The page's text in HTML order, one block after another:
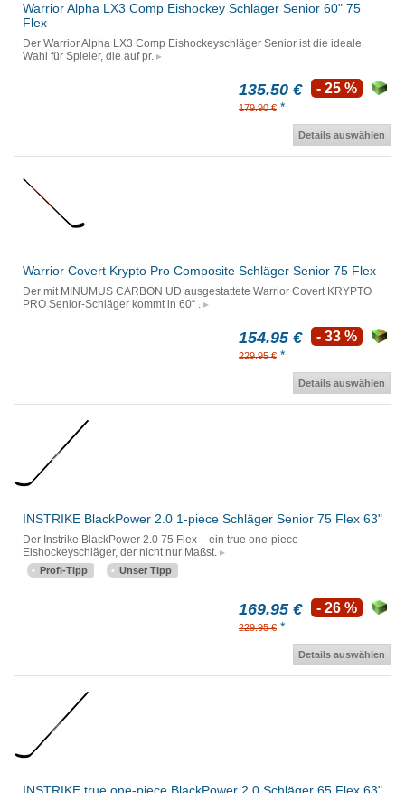
Warrior Alpha LX3 Comp Eishockey Schläger Senior 60" 75
Flex
Der Warrior Alpha LX3 Comp Eishockeyschläger Senior ist die ideale
Wahl für Spieler, die auf pr.
135.50 €
179.90 € *
- 25 %
Details auswählen
Warrior Covert Krypto Pro Composite Schläger Senior 75 Flex
Der mit MINUMUS CARBON UD ausgestattete Warrior Covert KRYPTO
PRO Senior-Schläger kommt in 60“ .
154.95 €
229.95 € *
- 33 %
Details auswählen
INSTRIKE BlackPower 2.0 1-piece Schläger Senior 75 Flex 63"
Der Instrike BlackPower 2.0 75 Flex – ein true one-piece
Eishockeyschläger, der nicht nur Maßst.
Profi-Tipp Unser Tipp
169.95 €
229.95 € *
- 26 %
Details auswählen